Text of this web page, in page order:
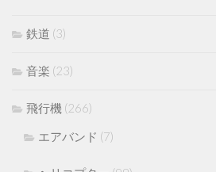
鉄道 (3)
音楽 (23)
飛行機 (266)
エアバンド (7)